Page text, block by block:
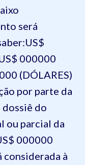
será
000000
(DÓLARES)
por parte da
do
ou parcial da
000000
considerada à